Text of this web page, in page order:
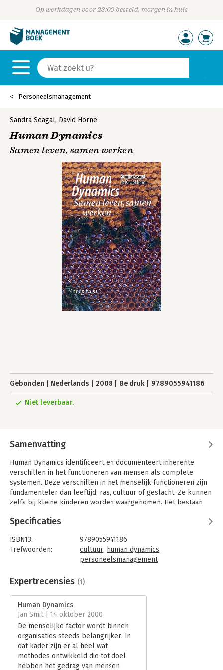
Op werkdagen voor 23:00 besteld, morgen in huis
Personeelsmanagement
Sandra Seagal, David Horne
Human Dynamics
Samen leven, samen werken
Gebonden Nederlands 2008 8e druk 9789055941186
Niet leverbaar.
Samenvatting
Human Dynamics identificeert en documenteert inherente
verschillen in het functioneren van mensen als complete
systemen. Deze verschillen in het menselijk functioneren zijn
fundamenteler dan leeftijd, ras, cultuur of geslacht. Ze kunnen
zelfs bij kleine kinderen worden waargenomen. Het bestaan
Er zijn negen verschillende menselijke systemen vastgesteld;
vijf ervan zijn sterk overheersend in Westerse culturen en zij
staan centraal in dit boek. Ieder systeem is samengesteld uit
fundamentele ordenende principes - het mentale, emotionele
(persoonlijke) als een kwalitatieve (transpersoonlijke)
dimensie. Human Dynamics-trainingsprogramma's worden
toegepast in het zakenleven, onderwijs, opvoeding,
gezondheidszorg en bij het slaan van bruggen tussen culturen.
Human Dynamics is geen typologie maar onderscheidt
fundamentele structuren (de kernen) die aan de basis liggen
van de verschillen in het functioneren van mensen. Mensen
identificeren hun systeem (' persoonlijkheidsdynamiek' ) door
een proces van zelfontdekking. Er is geen schriftelijke test.
Specificaties
ISBN13:
9789055941186
Trefwoorden:
cultuur, human dynamics,
personeelsmanagement
Bindwijze:
gebonden
Uitgever:
Druk:
Verschijningsdatum:
15-2-2008
Hoofdrubriek: Personeelsmanagement
Expertrecensies (1)
Human Dynamics
Jan Smit | 14 oktober 2000
De menselijke factor wordt binnen
organisaties steeds belangrijker. In
dat kader zijn er al heel wat
methodes ontwikkeld die tot doel
hebben het gedrag van mensen